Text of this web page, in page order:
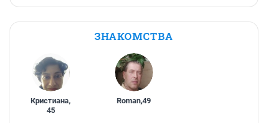
ЗНАКОМСТВА
Кристиана,
45
Roman,49